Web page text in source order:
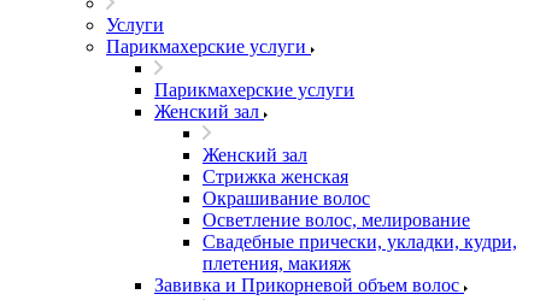
Услуги
Парикмахерские услуги
Парикмахерские услуги
Женский зал
Женский зал
Стрижка женская
Окрашивание волос
Осветление волос, мелирование
Свадебные прически, укладки, кудри,
плетения, макияж
Завивка и Прикорневой объем волос